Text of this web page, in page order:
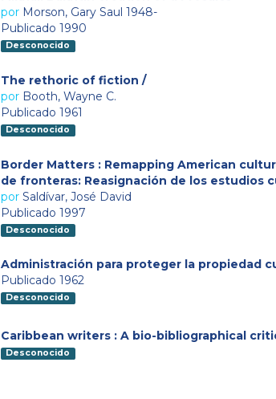
por Morson, Gary Saul 1948-
Publicado 1990
Desconocido
The rethoric of fiction /
por Booth, Wayne C.
Publicado 1961
Desconocido
Border Matters : Remapping American
de fronteras: Reasignación de los estudios
por Saldívar, José David
Publicado 1997
Desconocido
Administración para proteger la propiedad
Publicado 1962
Desconocido
Caribbean writers : A bio-bibliographical
Desconocido